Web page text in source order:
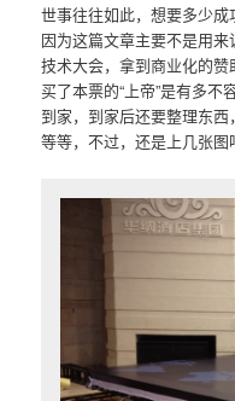
世事往往如此，想要多少成
因为这篇文章主要不是用
技术大会，拿到商业化的
买了本票的“上帝”是有多
到家，到家后还要整理东
等等，不过，还是上几张图